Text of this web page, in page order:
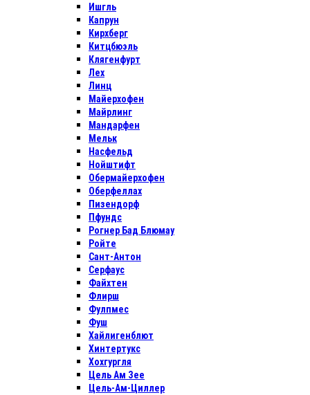
Ишгль
Капрун
Кирхберг
Китцбюэль
Клягенфурт
Лех
Линц
Майерхофен
Майрлинг
Мандарфен
Мельк
Насфельд
Нойштифт
Обермайерхофен
Оберфеллах
Пизендорф
Пфундс
Рогнер Бад Блюмау
Ройте
Сант-Антон
Серфаус
Файхтен
Флирш
Фулпмес
Фуш
Хайлигенблют
Хинтертукс
Хохгургля
Цель Ам Зее
Цель-Ам-Циллер